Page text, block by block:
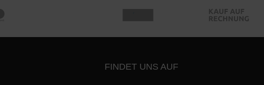
FINDET UNS AUF